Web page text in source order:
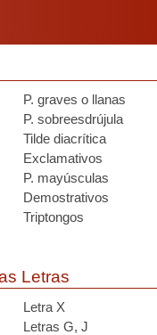
P. graves o llanas
P. sobreesdrújula
Tilde diacrítica
Exclamativos
P. mayúsculas
Demostrativos
Triptongos
Letras
Letra X
Letras G, J